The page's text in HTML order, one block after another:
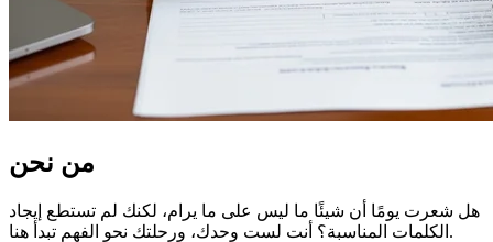
من نحن
هل شعرت يومًا أن شيئًا ما ليس على ما يرام، لكنك لم تستطع إيجاد
الكلمات المناسبة؟ أنت لست وحدك، ورحلتك نحو الفهم تبدأ هنا.